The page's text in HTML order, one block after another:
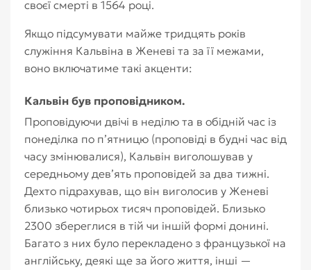
своєї смерті в 1564 році.
Якщо підсумувати майже тридцять років
служіння Кальвіна в Женеві та за її межами,
воно включатиме такі акценти:
Кальвін був проповідником.
Проповідуючи двічі в неділю та в обідній час із
понеділка по п’ятницю (проповіді в будні час від
часу змінювалися), Кальвін виголошував у
середньому дев’ять проповідей за два тижні.
Дехто підрахував, що він виголосив у Женеві
близько чотирьох тисяч проповідей. Близько
2300 збереглися в тій чи іншій формі донині.
Багато з них було перекладено з французької на
англійську, деякі ще за його життя, інші —